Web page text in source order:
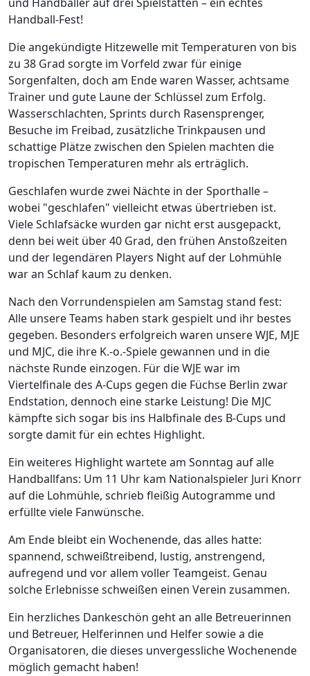
und Handballer auf drei Spielstätten – ein echtes
Handball-Fest!
Die angekündigte Hitzewelle mit Temperaturen von bis
zu 38 Grad sorgte im Vorfeld zwar für einige
Sorgenfalten, doch am Ende waren Wasser, achtsame
Trainer und gute Laune der Schlüssel zum Erfolg.
Wasserschlachten, Sprints durch Rasensprenger,
Besuche im Freibad, zusätzliche Trinkpausen und
schattige Plätze zwischen den Spielen machten die
tropischen Temperaturen mehr als erträglich.
Geschlafen wurde zwei Nächte in der Sporthalle –
wobei "geschlafen" vielleicht etwas übertrieben ist.
Viele Schlafsäcke wurden gar nicht erst ausgepackt,
denn bei weit über 40 Grad, den frühen Anstoßzeiten
und der legendären Players Night auf der Lohmühle
war an Schlaf kaum zu denken.
Nach den Vorrundenspielen am Samstag stand fest:
Alle unsere Teams haben stark gespielt und ihr bestes
gegeben. Besonders erfolgreich waren unsere WJE, MJE
und MJC, die ihre K.-o.-Spiele gewannen und in die
nächste Runde einzogen. Für die WJE war im
Viertelfinale des A-Cups gegen die Füchse Berlin zwar
Endstation, dennoch eine starke Leistung! Die MJC
kämpfte sich sogar bis ins Halbfinale des B-Cups und
sorgte damit für ein echtes Highlight.
Ein weiteres Highlight wartete am Sonntag auf alle
Handballfans: Um 11 Uhr kam Nationalspieler Juri Knorr
auf die Lohmühle, schrieb fleißig Autogramme und
erfüllte viele Fanwünsche.
Am Ende bleibt ein Wochenende, das alles hatte:
spannend, schweißtreibend, lustig, anstrengend,
aufregend und vor allem voller Teamgeist. Genau
solche Erlebnisse schweißen einen Verein zusammen.
Ein herzliches Dankeschön geht an alle Betreuerinnen
und Betreuer, Helferinnen und Helfer sowie a die
Organisatoren, die dieses unvergessliche Wochenende
möglich gemacht haben!